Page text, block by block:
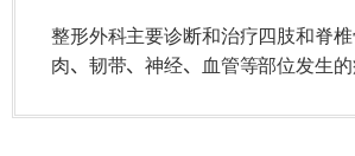
医疗团队/诊疗科
专门中心
整形外科主要诊断和治疗四肢和脊
肉、韧带、神经、血管等部位发生的